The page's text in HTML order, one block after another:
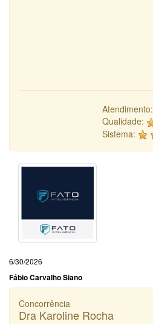
Atendimento:
Qualidade:
Sistema:
6/30/2026
Fábio Carvalho Siano
Concorrência
Dra Karoline Rocha